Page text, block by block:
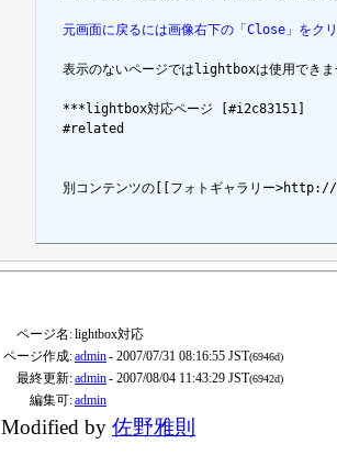
元画面に戻るには画像右下の「Close」をク
表示のないページではlightboxは使用できま
  ***lightbox対応ページ [#i2c83151]
  #related
別コンテンツの[[フォトギャラリー
ページ名:lightbox対応
ページ作成:admin- 2007/07/31 08:16:55 JST(6946d)
最終更新:admin- 2007/08/04 11:43:29 JST(6942d)
編集可:admin
Modified by 佐野雅則